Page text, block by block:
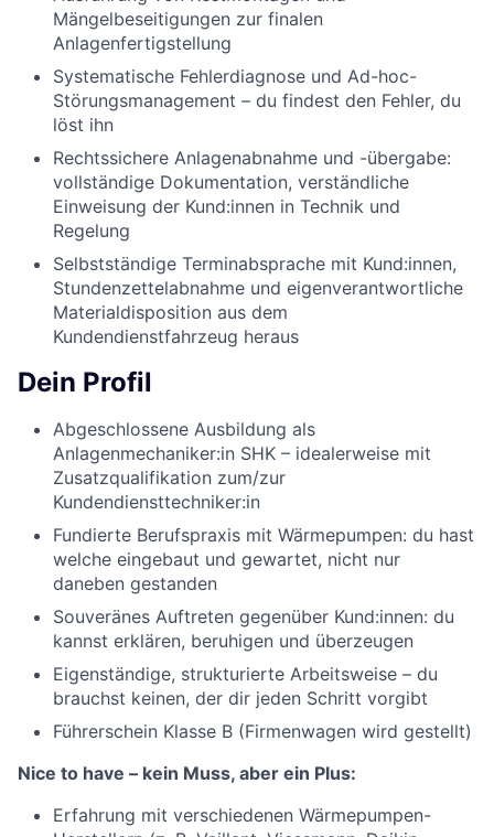
Mängelbeseitigungen zur finalen
Anlagenfertigstellung
Systematische Fehlerdiagnose und Ad-hoc-
Störungsmanagement – du findest den Fehler, du
löst ihn
Rechtssichere Anlagenabnahme und -übergabe:
vollständige Dokumentation, verständliche
Einweisung der Kund:innen in Technik und
Regelung
Selbstständige Terminabsprache mit Kund:innen,
Stundenzettelabnahme und eigenverantwortliche
Materialdisposition aus dem
Kundendienstfahrzeug heraus
Dein Profil
Abgeschlossene Ausbildung als
Anlagenmechaniker:in SHK – idealerweise mit
Zusatzqualifikation zum/zur
Kundendiensttechniker:in
Fundierte Berufspraxis mit Wärmepumpen: du hast
welche eingebaut und gewartet, nicht nur
daneben gestanden
Souveränes Auftreten gegenüber Kund:innen: du
kannst erklären, beruhigen und überzeugen
Eigenständige, strukturierte Arbeitsweise – du
brauchst keinen, der dir jeden Schritt vorgibt
Führerschein Klasse B (Firmenwagen wird gestellt)
Nice to have – kein Muss, aber ein Plus:
Erfahrung mit verschiedenen Wärmepumpen-